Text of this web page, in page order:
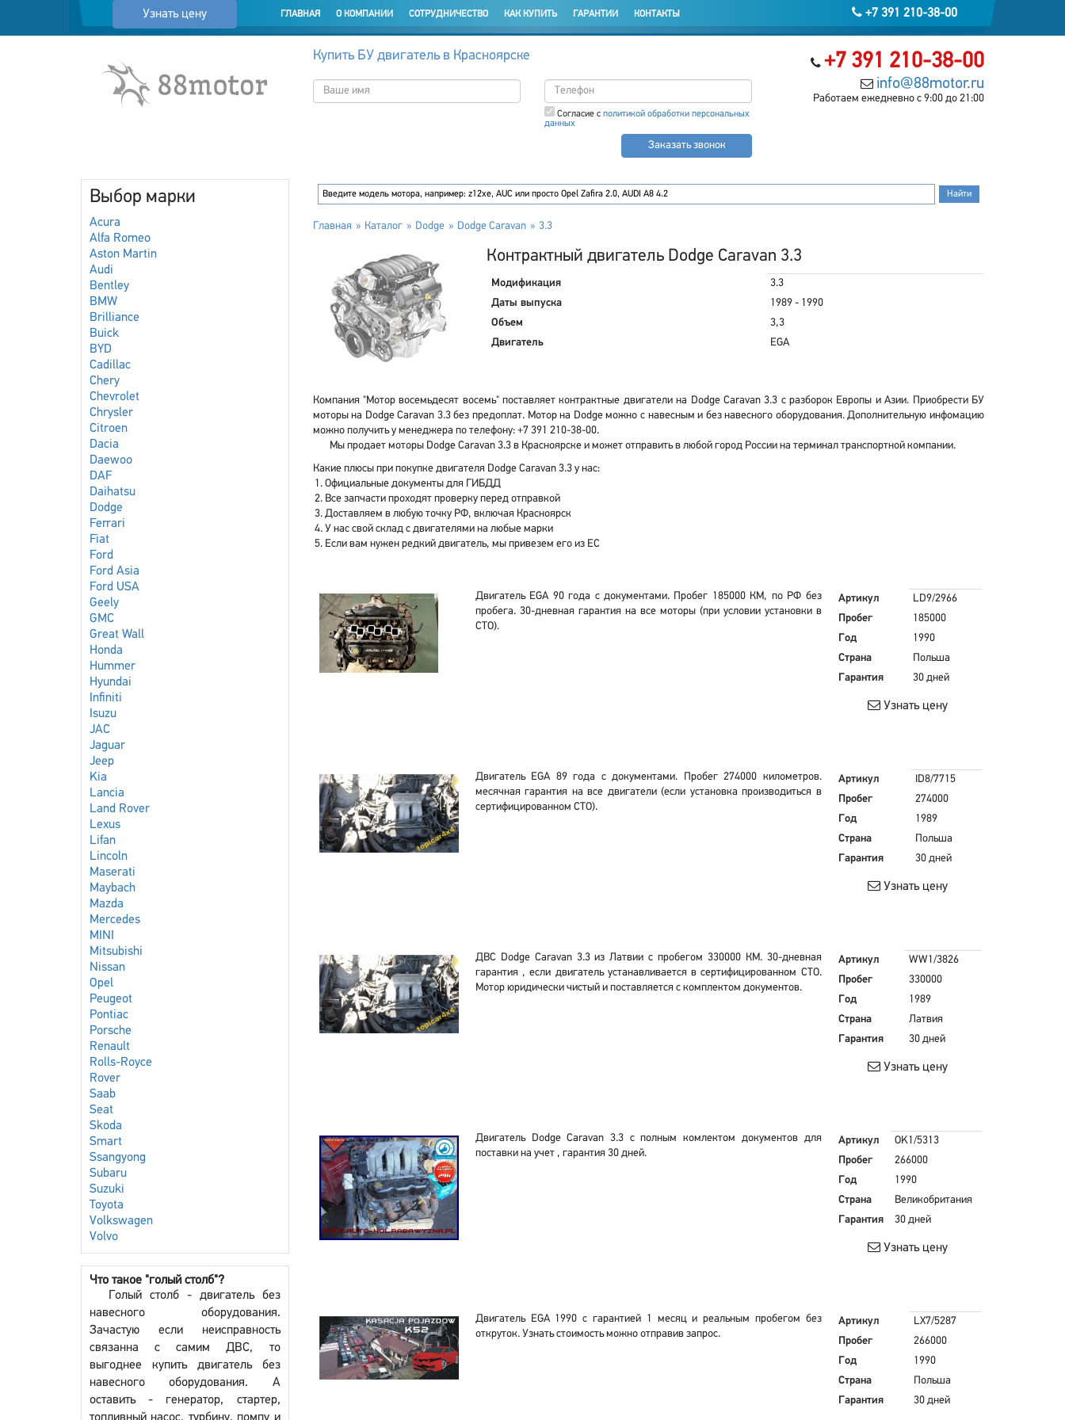
Узнать цену +7 391 210-38-00
ГЛАВНАЯ О КОМПАНИИ СОТРУДНИЧЕСТВО КАК КУПИТЬ ГАРАНТИИ КОНТАКТЫ
+7 391 210-38-00
info@88motor.ru
Работаем ежедневно с 9:00 до 21:00
Купить БУ двигатель в Красноярске
Согласие с политикой обработки персональных
данных
Заказать звонок
Выбор марки
Acura
Alfa Romeo
Aston Martin
Audi
Bentley
BMW
Brilliance
Buick
BYD
Cadillac
Chery
Chevrolet
Chrysler
Citroen
Dacia
Daewoo
DAF
Daihatsu
Dodge
Ferrari
Fiat
Ford
Ford Asia
Ford USA
Geely
GMC
Great Wall
Honda
Hummer
Hyundai
Infiniti
Isuzu
JAC
Jaguar
Jeep
Kia
Lancia
Land Rover
Lexus
Lifan
Lincoln
Maserati
Maybach
Mazda
Mercedes
MINI
Mitsubishi
Nissan
Opel
Peugeot
Pontiac
Porsche
Renault
Rolls-Royce
Rover
Saab
Seat
Skoda
Smart
Ssangyong
Subaru
Suzuki
Toyota
Volkswagen
Volvo
Что такое "голый столб"?
Голый столб - двигатель без
навесного оборудования.
Зачастую если неисправность
связанна с самим ДВС, то
выгоднее купить двигатель без
навесного оборудования. А
оставить - генератор, стартер,
Главная Каталог Dodge Dodge Caravan 3.3
Контрактный двигатель Dodge Caravan 3.3
Модификация
3.3
Даты выпуска
1989 - 1990
Объем
3,3
Двигатель
EGA
Компания "Мотор восемьдесят восемь" поставляет контрактные двигатели на Dodge Caravan 3.3 с разборок Европы и Азии. Приобрести БУ
моторы на Dodge Caravan 3.3 без предоплат. Мотор на Dodge можно с навесным и без навесного оборудования. Дополнительную инфомацию
можно получить у менеджера по телефону: +7 391 210-38-00.
Мы продает моторы Dodge Caravan 3.3 в Красноярске и может отправить в любой город России на терминал транспортной компании.
Какие плюсы при покупке двигателя Dodge Caravan 3.3 у нас:
Официальные документы для ГИБДД
Все запчасти проходят проверку перед отправкой
Доставляем в любую точку РФ, включая Красноярск
У нас свой склад с двигателями на любые марки
Если вам нужен редкий двигатель, мы привезем его из ЕС
Двигатель EGA 90 года с документами. Пробег 185000 КМ, по РФ без
пробега. 30-дневная гарантия на все моторы (при условии установки в
СТО).
Артикул
LD9/2966
Пробег
185000
Год
1990
Страна
Польша
Гарантия
30 дней
Узнать цену
Двигатель EGA 89 года с документами. Пробег 274000 километров.
месячная гарантия на все двигатели (если установка производиться в
сертифицированном СТО).
Артикул
ID8/7715
Пробег
274000
Год
1989
Страна
Польша
Гарантия
30 дней
Узнать цену
ДВС Dodge Caravan 3.3 из Латвии с пробегом 330000 КМ. 30-дневная
гарантия , если двигатель устанавливается в сертифицированном СТО.
Мотор юридически чистый и поставляется с комплектом документов.
Артикул
WW1/3826
Пробег
330000
Год
1989
Страна
Латвия
Гарантия
30 дней
Узнать цену
Двигатель Dodge Caravan 3.3 с полным комлектом документов для
поставки на учет , гарантия 30 дней.
Артикул
OK1/5313
Пробег
266000
Год
1990
Страна
Великобритания
Гарантия
30 дней
Узнать цену
Двигатель EGA 1990 с гарантией 1 месяц и реальным пробегом без
откруток. Узнать стоимость можно отправив запрос.
Артикул
LX7/5287
Пробег
266000
Год
1990
Страна
Польша
Гарантия
30 дней